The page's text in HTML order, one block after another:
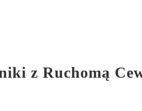
z Ruchomą